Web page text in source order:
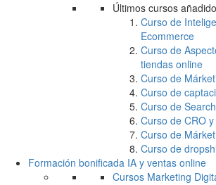
Últimos cursos
Curso de
Ecommerce
Curso de
tiendas online
Curso de
Curso de
Curso de
Curso de CRO
Curso de
Curso de
Formación bonificada IA y ventas online
Cursos Marketing